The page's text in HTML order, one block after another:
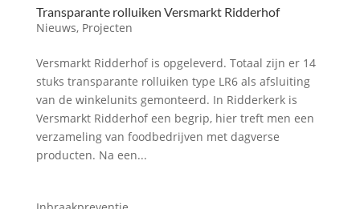
Transparante rolluiken Versmarkt Ridderhof
Nieuws, Projecten
Versmarkt Ridderhof is opgeleverd. Totaal zijn er 14
stuks transparante rolluiken type LR6 als afsluiting
van de winkelunits gemonteerd. In Ridderkerk is
Versmarkt Ridderhof een begrip, hier treft men een
verzameling van foodbedrijven met dagverse
producten. Na een...